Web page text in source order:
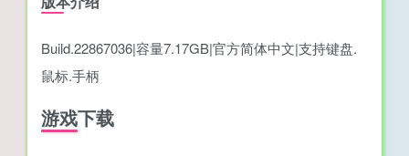
Build.22867036|容量7.17GB|官方简体中文|支持键盘.
鼠标.手柄
游戏下载